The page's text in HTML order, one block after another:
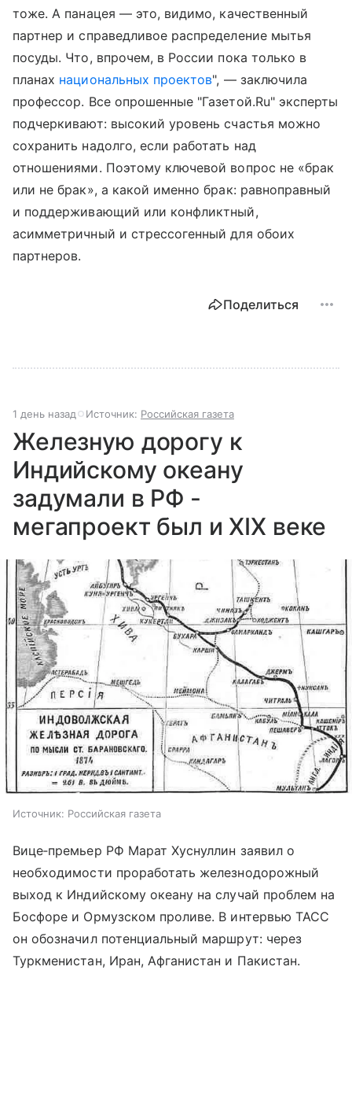
тоже. А панацея — это, видимо, качественный
партнер и справедливое распределение мытья
посуды. Что, впрочем, в России пока только в
планах национальных проектов", — заключила
профессор. Все опрошенные "Газетой.Ru" эксперты
подчеркивают: высокий уровень счастья можно
сохранить надолго, если работать над
отношениями. Поэтому ключевой вопрос не «брак
или не брак», а какой именно брак: равноправный
и поддерживающий или конфликтный,
асимметричный и стрессогенный для обоих
партнеров.
Поделиться
1 день назад Источник: Российская газета
Железную дорогу к
Индийскому океану
задумали в РФ -
мегапроект был и XIX веке
Источник: Российская газета
Вице‑премьер РФ Марат Хуснуллин заявил о
необходимости проработать железнодорожный
выход к Индийскому океану на случай проблем на
Босфоре и Ормузском проливе. В интервью ТАСС
он обозначил потенциальный маршрут: через
Туркменистан, Иран, Афганистан и Пакистан.